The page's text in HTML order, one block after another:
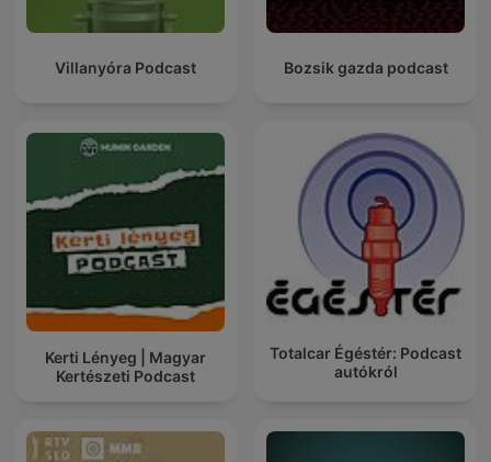
Villanyóra Podcast Bozsik gazda podcast
Kerti Lényeg | Magyar
Kertészeti Podcast
Totalcar Égéstér: Podcast
autókról